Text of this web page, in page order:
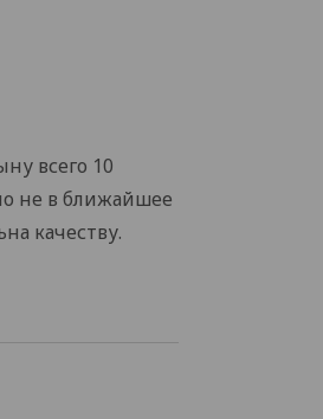
всего 10
не в ближайшее
качеству.